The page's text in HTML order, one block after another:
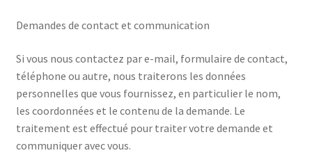
Demandes de contact et communication
Si vous nous contactez par e-mail, formulaire de contact,
téléphone ou autre, nous traiterons les données
personnelles que vous fournissez, en particulier le nom,
les coordonnées et le contenu de la demande. Le
traitement est effectué pour traiter votre demande et
communiquer avec vous.